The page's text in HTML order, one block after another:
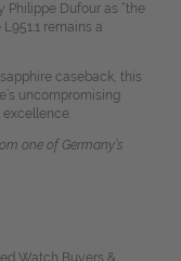
Philippe Dufour as “the
remains a
caseback, this
uncompromising
one of Germany’s